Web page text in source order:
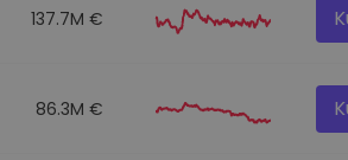
137.7M €
86.3M €